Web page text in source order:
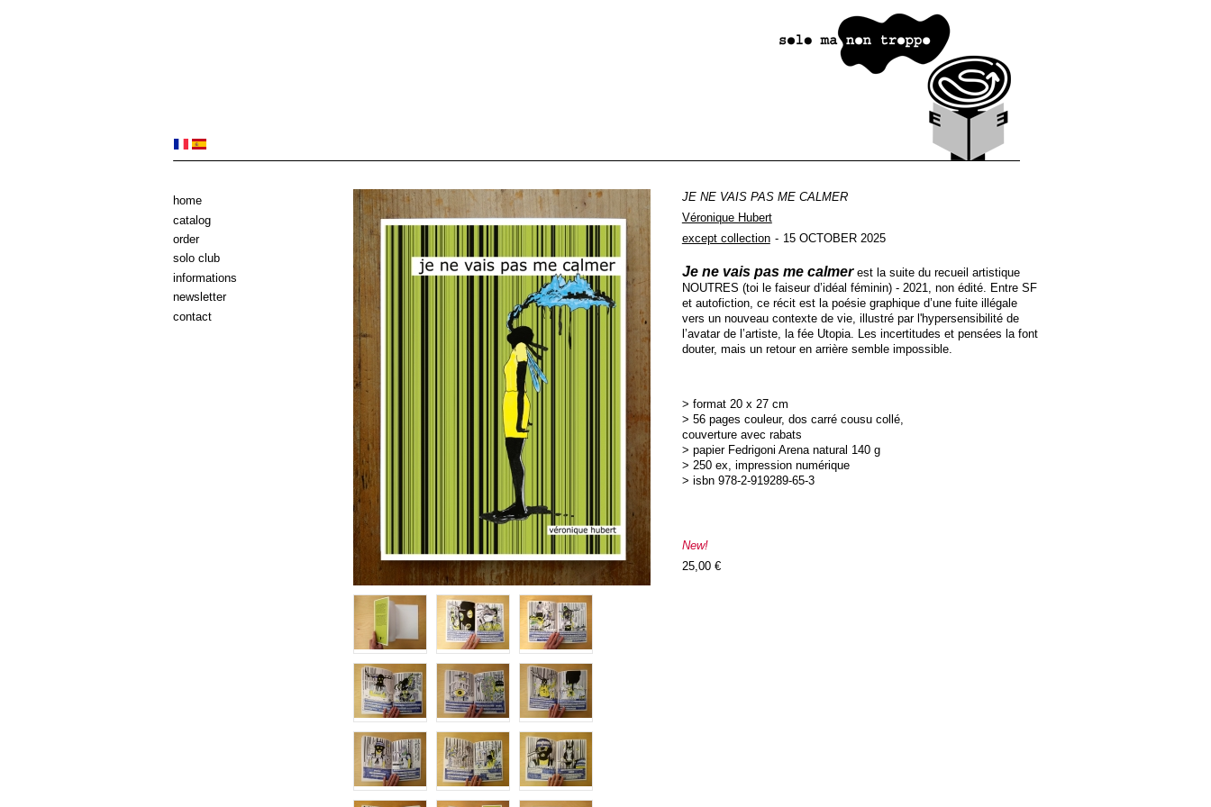
JE NE VAIS PAS ME CALMER
Véronique Hubert
except collection
15 OCTOBER 2025
Je ne vais pas me calmer est la suite du recueil artistique
NOUTRES (toi le faiseur d’idéal féminin) - 2021, non édité. Entre SF
et autofiction, ce récit est la poésie graphique d’une fuite illégale
vers un nouveau contexte de vie, illustré par l'hypersensibilité de
l’avatar de l’artiste, la fée Utopia. Les incertitudes et pensées la font
douter, mais un retour en arrière semble impossible.
> format 20 x 27 cm
> 56 pages couleur, dos carré cousu collé,
couverture avec rabats
> papier Fedrigoni Arena natural 140 g
> 250 ex, impression numérique
> isbn 978-2-919289-65-3
New!
25,00 €
home
catalog
order
solo club
informations
newsletter
contact